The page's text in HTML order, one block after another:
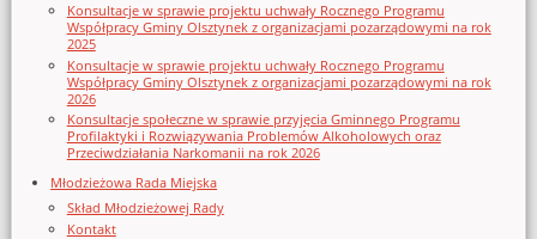
Konsultacje w sprawie projektu uchwały Rocznego Programu
Współpracy Gminy Olsztynek z organizacjami pozarządowymi na rok
2025
Konsultacje w sprawie projektu uchwały Rocznego Programu
Współpracy Gminy Olsztynek z organizacjami pozarządowymi na rok
2026
Konsultacje społeczne w sprawie przyjęcia Gminnego Programu
Profilaktyki i Rozwiązywania Problemów Alkoholowych oraz
Przeciwdziałania Narkomanii na rok 2026
Młodzieżowa Rada Miejska
Skład Młodzieżowej Rady
Kontakt